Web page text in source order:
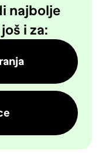
najbolje
i za: